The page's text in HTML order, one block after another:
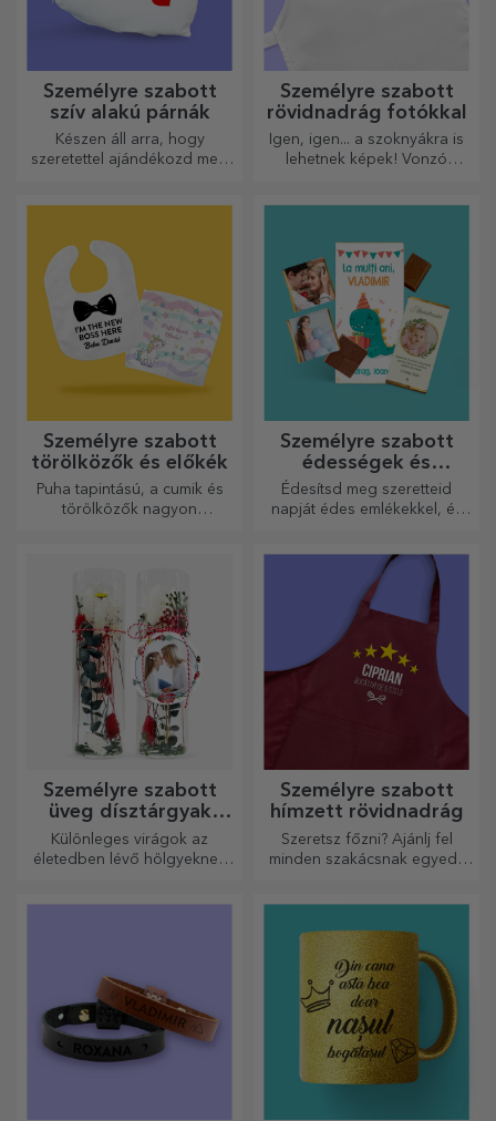
Személyre szabott
szív alakú párnák
Készen áll arra, hogy
szeretettel ajándékozd meg
Személyre szabott
rövidnadrág fotókkal
Igen, igen... a szoknyákra is
lehetnek képek! Vonzó
Személyre szabott
törölközők és előkék
Puha tapintású, a cumik és
törölközők nagyon
Személyre szabott
édességek és
cukorkák
Édesítsd meg szeretteid
napját édes emlékekkel, és
modellt, és adj nekik egy
édes, személyre szabott
ajándékot!
Személyre szabott
üveg dísztárgyak
konzervált virágokkal
Különleges virágok az
életedben lévő hölgyeknek
Személyre szabott
hímzett rövidnadrág
Szeretsz főzni? Ajánlj fel
minden szakácsnak egyedi,